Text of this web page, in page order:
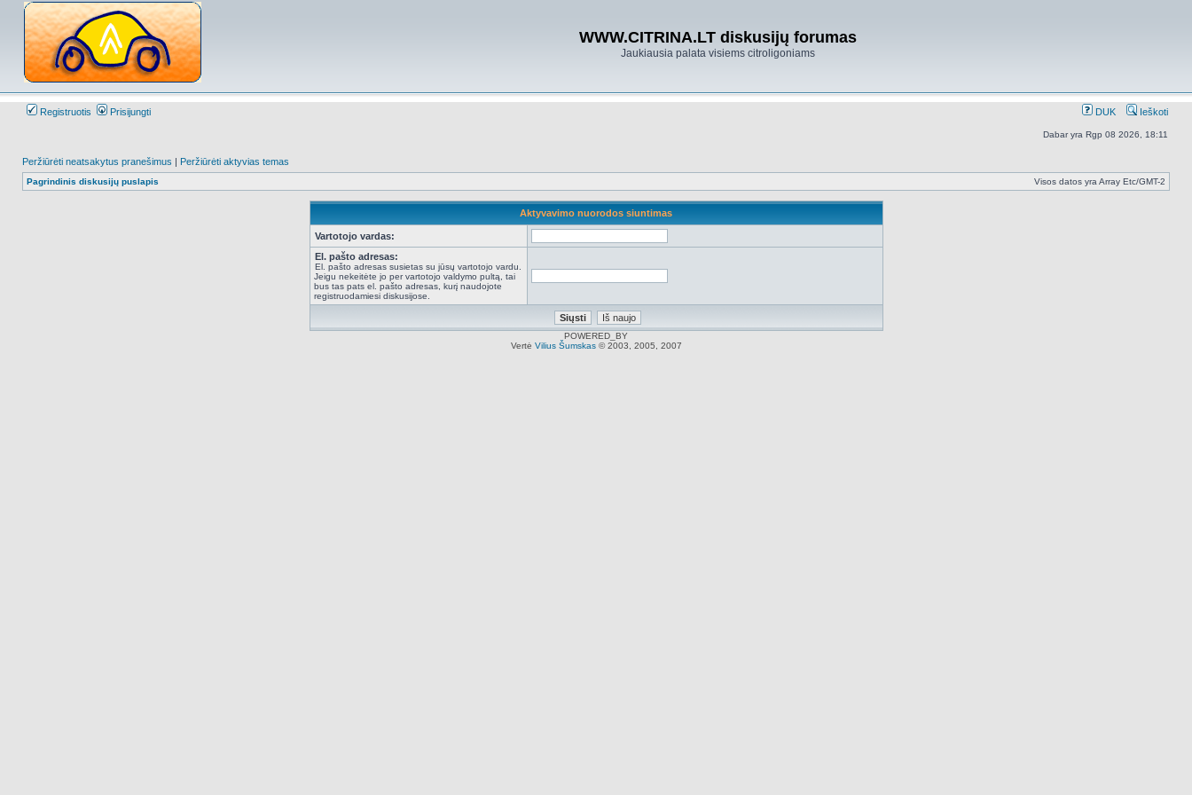
WWW.CITRINA.LT diskusijų forumas
Jaukiausia palata visiems citroligoniams
Registruotis Prisijungti DUK Ieškoti
Dabar yra Rgp 08 2026, 18:11
Peržiūrėti neatsakytus pranešimus | Peržiūrėti aktyvias temas
Pagrindinis diskusijų puslapis Visos datos yra Array Etc/GMT-2
Aktyvavimo nuorodos siuntimas
Vartotojo vardas:
El. pašto adresas:
El. pašto adresas susietas su jūsų vartotojo vardu.
Jeigu nekeitėte jo per vartotojo valdymo pultą, tai
bus tas pats el. pašto adresas, kurį naudojote
registruodamiesi diskusijose.
POWERED_BY
Vertė Vilius Šumskas© 2003, 2005, 2007